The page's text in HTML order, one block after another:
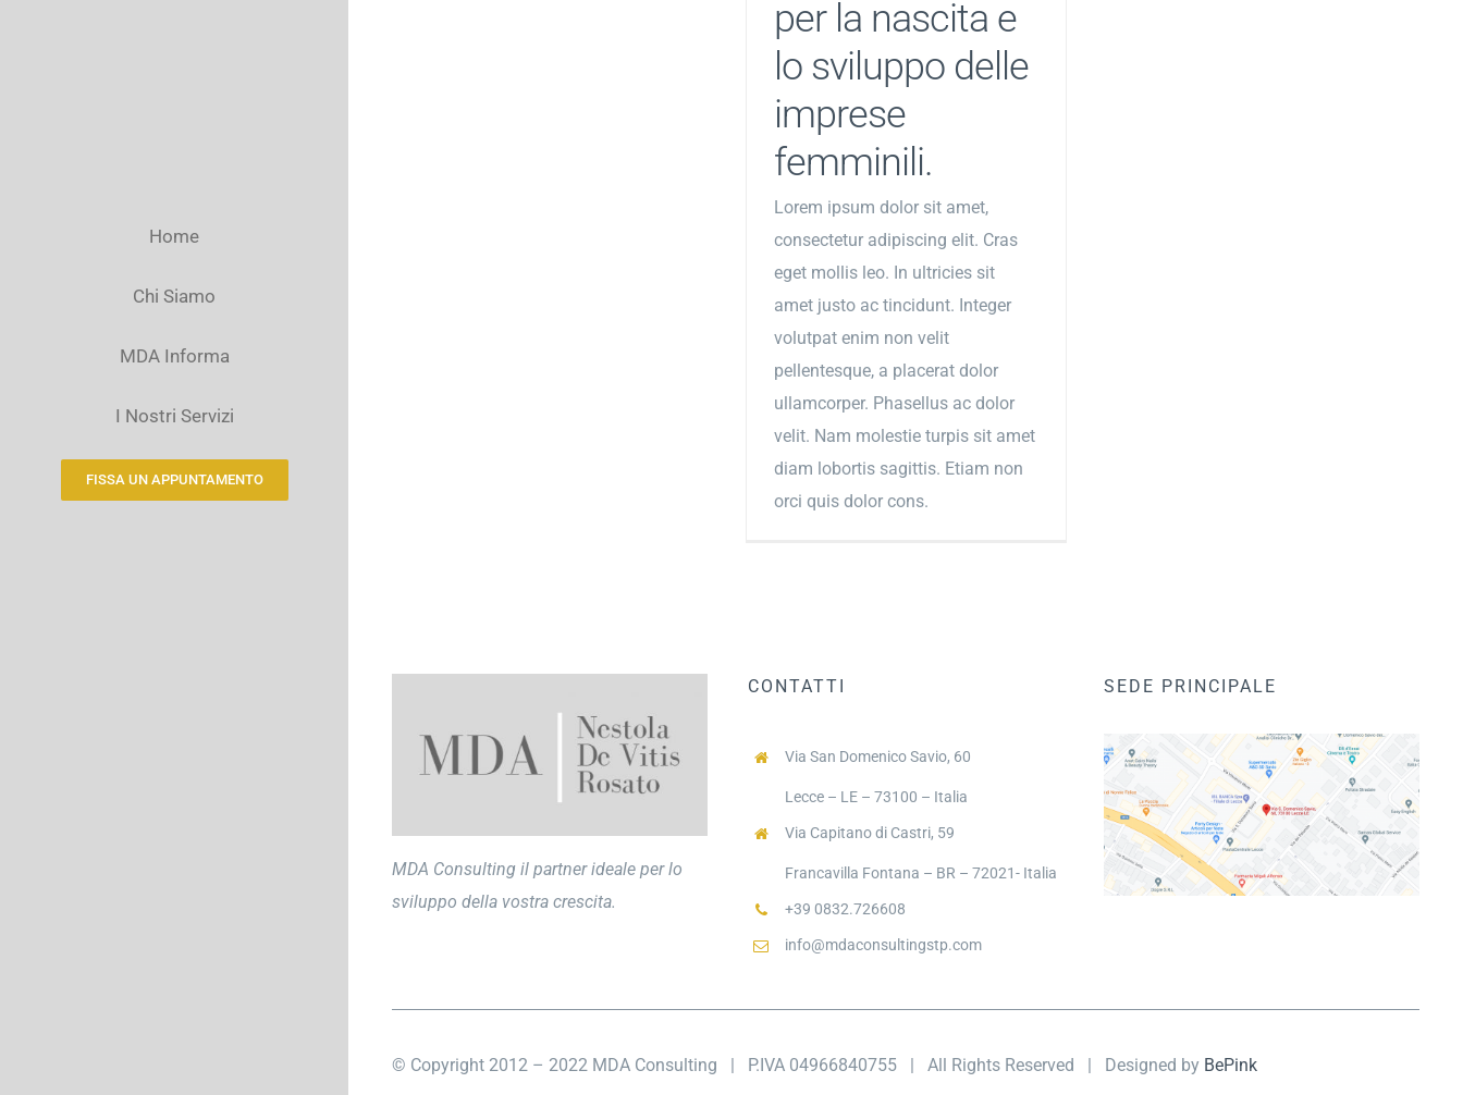
Home
Chi Siamo
MDA Informa
I Nostri Servizi
FISSA UN APPUNTAMENTO
per la nascita e
lo sviluppo delle
imprese
femminili.
Lorem ipsum dolor sit amet,
consectetur adipiscing elit. Cras
eget mollis leo. In ultricies sit
amet justo ac tincidunt. Integer
volutpat enim non velit
pellentesque, a placerat dolor
ullamcorper. Phasellus ac dolor
velit. Nam molestie turpis sit amet
diam lobortis sagittis. Etiam non
orci quis dolor cons.
MDA Consulting il partner ideale per lo
sviluppo della vostra crescita.
CONTATTI
Via San Domenico Savio, 60
Lecce – LE – 73100 – Italia
Via Capitano di Castri, 59
Francavilla Fontana – BR – 72021- Italia
+39 0832.726608
info@mdaconsultingstp.com
SEDE PRINCIPALE
© Copyright 2012 – 2022 MDA Consulting | P.IVA 04966840755 | All Rights Reserved | Designed by BePink